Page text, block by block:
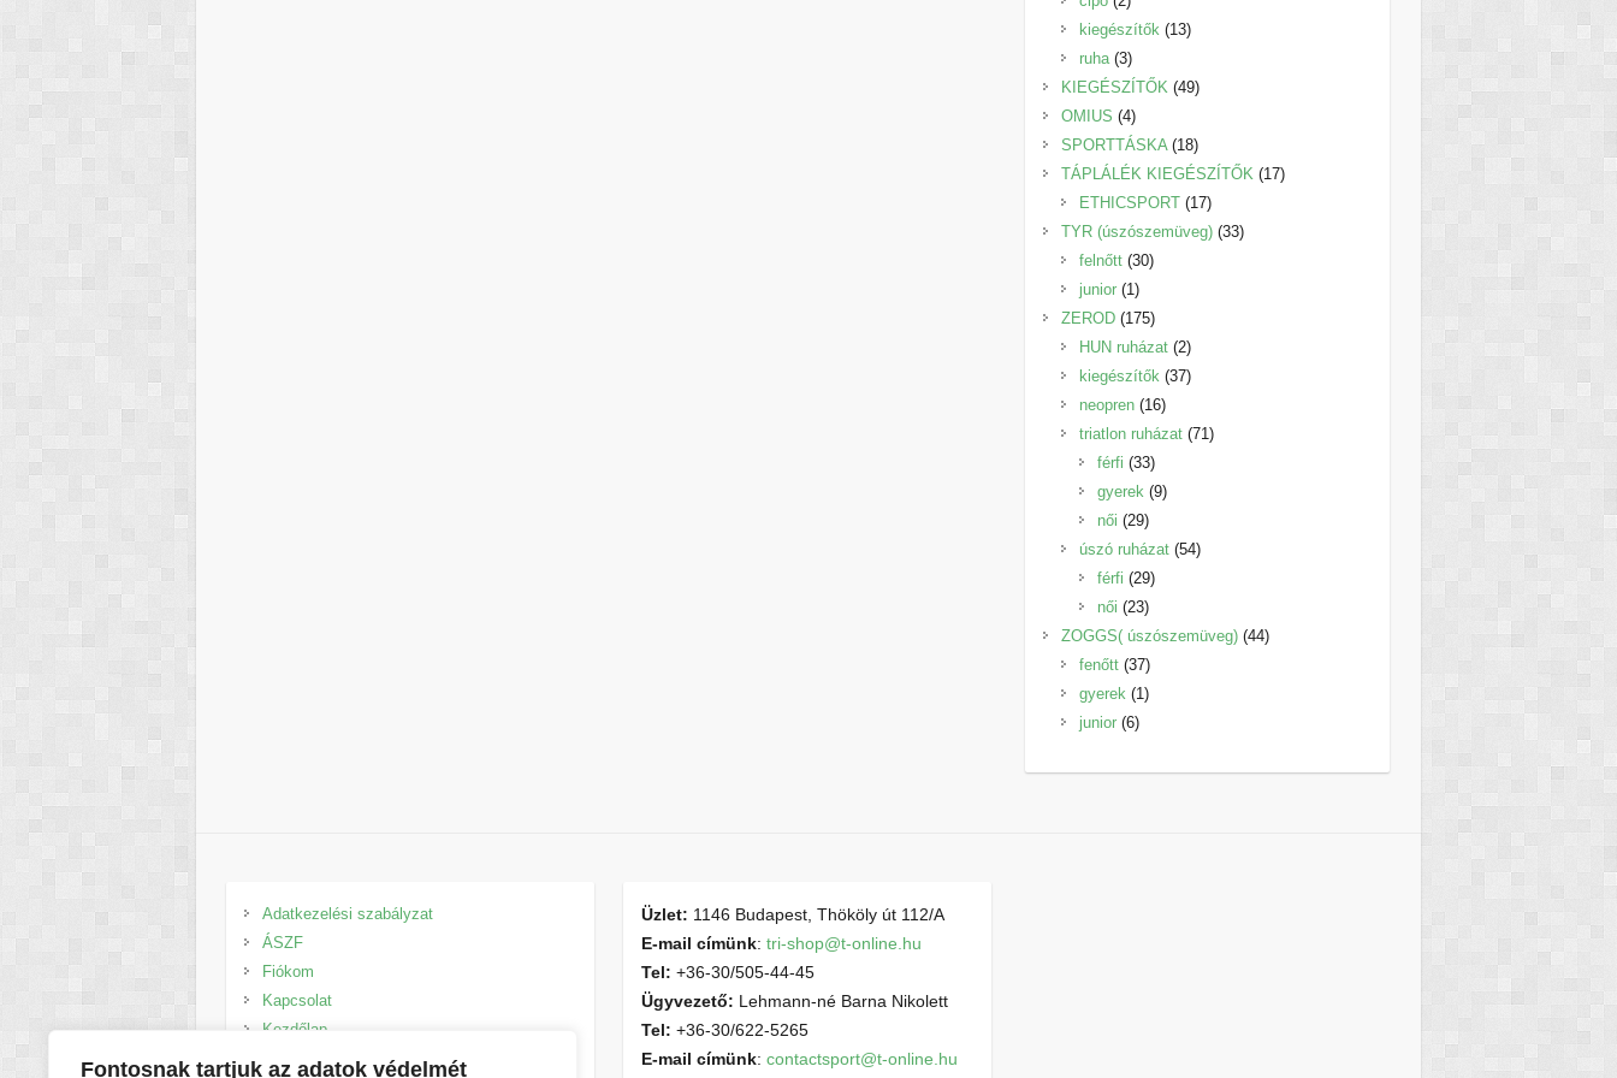
Fontosnak tartjuk az adatok védelmét
termék
kiegészítők 1313
ruha 33
termék
KIEGÉSZÍTŐK 4949
OMIUS 44
termék
SPORTTÁSKA 1818
termék
TÁPLÁLÉK KIEGÉSZÍTŐK 1717
ETHICSPORT 1717
termék
TYR (úszószemüveg) 3333
felnőtt 3030
junior 11
termék
ZEROD 175175
termék
HUN ruházat 22
termék
kiegészítők 3737
neopren 1616
termék
triatlon ruházat 7171
férfi 3333
termék
gyerek 99
női 2929
termék
úszó ruházat 5454
férfi 2929
női 2323
termék
ZOGGS( úszószemüveg) 4444
fenőtt 3737
termék
gyerek 11
junior 66
Adatkezelési szabályzat
ÁSZF
Fiókom
Kapcsolat
Kezdőlap
Üzlet: 1146 Budapest, Thököly út 112/A
E-mail címünk:tri-shop@t-online.hu
Tel: +36-30/505-44-45
Ügyvezető: Lehmann-né Barna Nikolett
Tel: +36-30/622-5265
E-mail címünk:contactsport@t-online.hu